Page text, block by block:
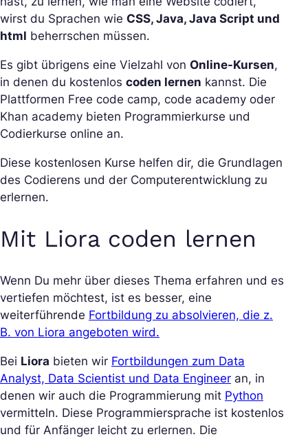
wirst du Sprachen wie CSS, Java, Java Script und
html beherrschen müssen.
Es gibt übrigens eine Vielzahl von Online-Kursen,
in denen du kostenlos coden lernen kannst. Die
Plattformen Free code camp, code academy oder
Khan academy bieten Programmierkurse und
Codierkurse online an.
Diese kostenlosen Kurse helfen dir, die Grundlagen
des Codierens und der Computerentwicklung zu
erlernen.
Mit Liora coden lernen
Wenn Du mehr über dieses Thema erfahren und es
vertiefen möchtest, ist es besser, eine
weiterführende Fortbildung zu absolvieren, die z.
B. von Liora angeboten wird.
Bei Liora bieten wir Fortbildungen zum Data
Analyst, Data Scientist und Data Engineer an, in
denen wir auch die Programmierung mit Python
vermitteln. Diese Programmiersprache ist kostenlos
und für Anfänger leicht zu erlernen. Die